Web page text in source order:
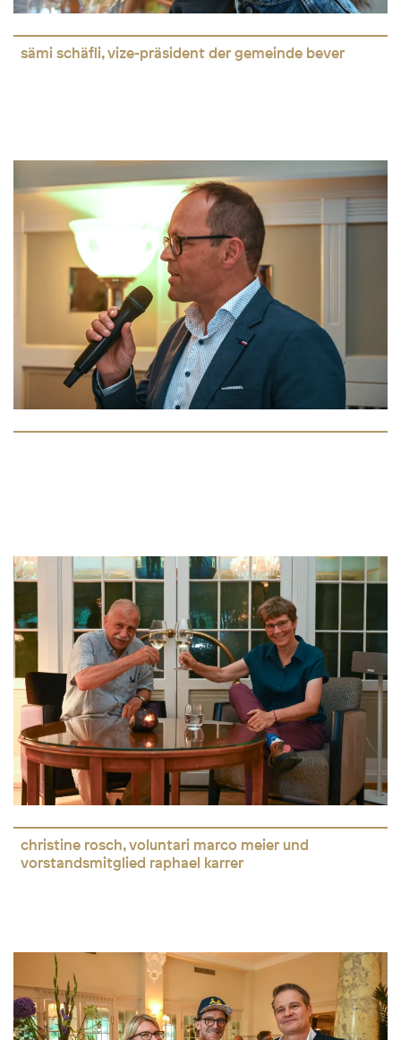
sämi schäfli, vize-präsident der gemeinde bever
christine rosch, voluntari marco meier und
vorstandsmitglied raphael karrer